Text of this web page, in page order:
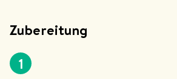
Zubereitung
1